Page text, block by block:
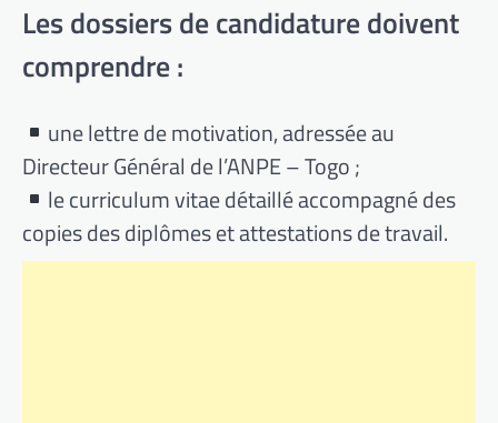
Les dossiers de candidature doivent
comprendre :
une lettre de motivation, adressée au
Directeur Général de l’ANPE – Togo ;
le curriculum vitae détaillé accompagné des
copies des diplômes et attestations de travail.